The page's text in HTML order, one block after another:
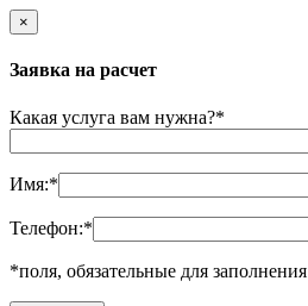
×
Заявка на расчет
Какая услуга вам нужна?*
Имя:*
Телефон:*
*поля, обязательные для заполнения